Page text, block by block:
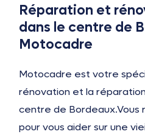
Réparation et
dans le centre de
Motocadre
Motocadre est votre
rénovation et la
centre de Bordeaux.Vous
pour vous aider sur une